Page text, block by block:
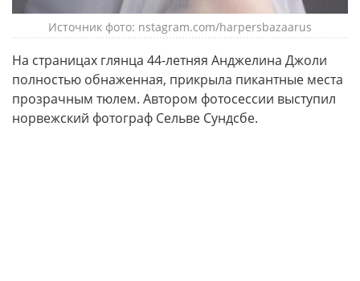
Источник фото: nstagram.com/harpersbazaarus
На страницах глянца 44-летняя Анджелина Джоли
полностью обнаженная, прикрыла пикантные места
прозрачным тюлем. Автором фотосессии выступил
норвежский фотограф Сельве Сундсбе.